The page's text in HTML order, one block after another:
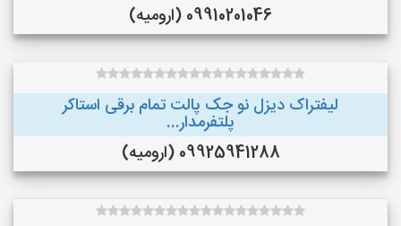
09910201046 (ارومیه)
لیفتراک دیزل نو جک پالت تمام برقی استاکر
پلتفرمدار...
09925941288 (ارومیه)